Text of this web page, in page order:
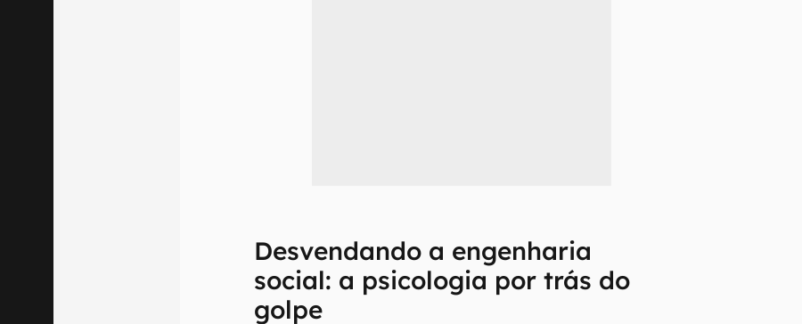
Desvendando a engenharia
social: a psicologia por trás do
golpe